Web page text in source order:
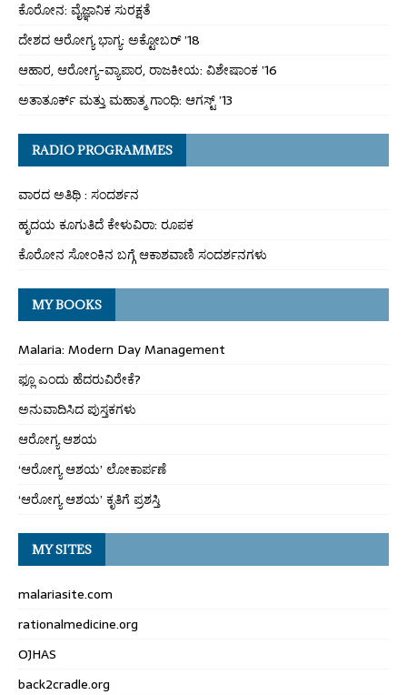
ಕೊರೋನ: ವೈಜ್ಞಾನಿಕ ಸುರಕ್ಷತೆ
ದೇಶದ ಆರೋಗ್ಯ ಭಾಗ್ಯ: ಅಕ್ಟೋಬರ್ ’18
ಆಹಾರ, ಆರೋಗ್ಯ-ವ್ಯಾಪಾರ, ರಾಜಕೀಯ: ವಿಶೇಷಾಂಕ ’16
ಅತಾತೂರ್ಕ್ ಮತ್ತು ಮಹಾತ್ಮ ಗಾಂಧಿ: ಆಗಸ್ಟ್ ’13
RADIO PROGRAMMES
ವಾರದ ಅತಿಥಿ : ಸಂದರ್ಶನ
ಹೃದಯ ಕೂಗುತಿದೆ ಕೇಳುವಿರಾ: ರೂಪಕ
ಕೊರೋನ ಸೋಂಕಿನ ಬಗ್ಗೆ ಆಕಾಶವಾಣಿ ಸಂದರ್ಶನಗಳು
MY BOOKS
Malaria: Modern Day Management
ಫ್ಲೂ ಎಂದು ಹೆದರುವಿರೇಕೆ?
ಅನುವಾದಿಸಿದ ಪುಸ್ತಕಗಳು
ಆರೋಗ್ಯ ಆಶಯ
‘ಆರೋಗ್ಯ ಆಶಯ’ ಲೋಕಾರ್ಪಣೆ
‘ಆರೋಗ್ಯ ಆಶಯ’ ಕೃತಿಗೆ ಪ್ರಶಸ್ತಿ
MY SITES
malariasite.com
rationalmedicine.org
OJHAS
back2cradle.org